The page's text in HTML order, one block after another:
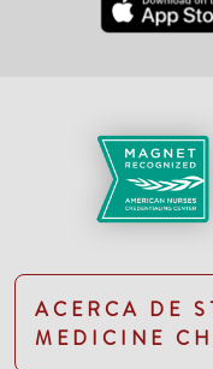
ACERCA DE
MEDICINE